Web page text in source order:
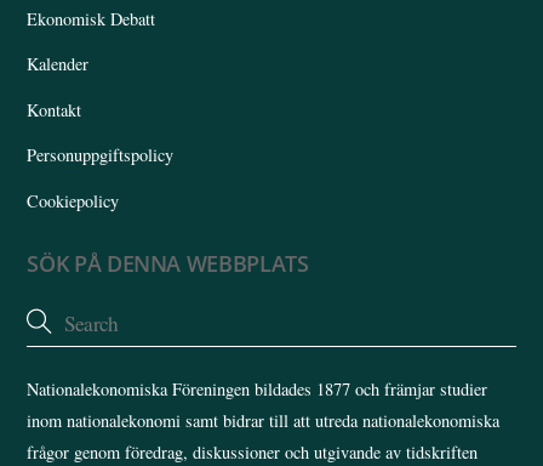
Ekonomisk Debatt
Kalender
Kontakt
Personuppgiftspolicy
Cookiepolicy
SÖK PÅ DENNA WEBBPLATS
Nationalekonomiska Föreningen bildades 1877 och främjar studier
inom nationalekonomi samt bidrar till att utreda nationalekonomiska
frågor genom föredrag, diskussioner och utgivande av tidskriften